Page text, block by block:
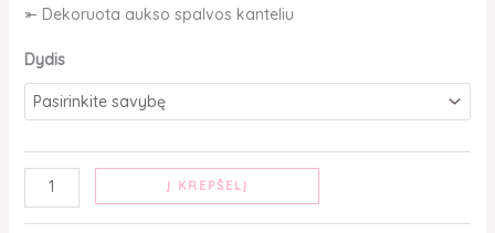
⤜ Dekoruota aukso spalvos kanteliu
Dydis
Į KREPŠELĮ